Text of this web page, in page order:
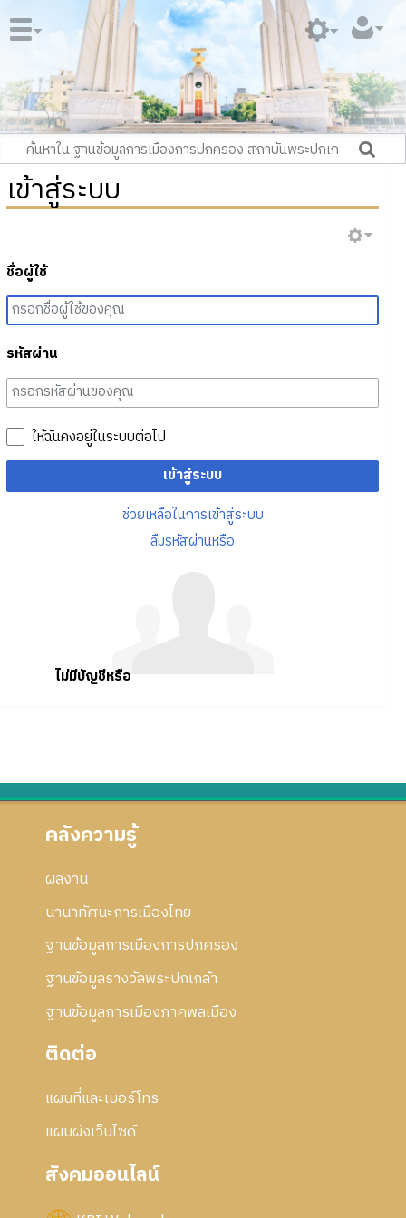
เข้าสู่ระบบ
ชื่อผู้ใช้
รหัสผ่าน
ให้ฉันคงอยู่ในระบบต่อไป
เข้าสู่ระบบ
ช่วยเหลือในการเข้าสู่ระบบ
ลืมรหัสผ่านหรือ
ไม่มีบัญชีหรือ
คลังความรู้
ผลงาน
นานาทัศนะการเมืองไทย
ฐานข้อมูลการเมืองการปกครอง
ฐานข้อมูลรางวัลพระปกเกล้า
ฐานข้อมูลการเมืองภาคพลเมือง
ติดต่อ
แผนที่และเบอร์โทร
แผนผังเว็บไซด์
สังคมออนไลน์